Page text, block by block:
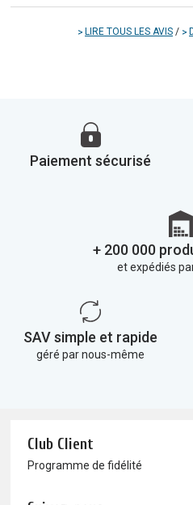
LIRE TOUS LES AVIS /
Paiement sécurisé
+ 200 000
et expédiés
SAV simple et rapide
géré par nous-même
Club Client
Programme de fidélité